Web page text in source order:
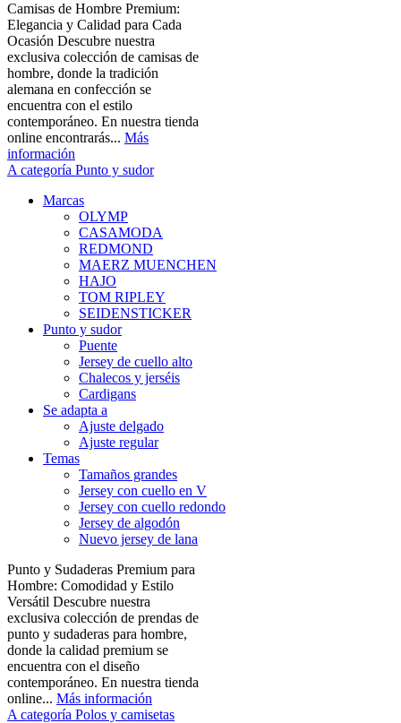
Camisas de Hombre Premium:
Elegancia y Calidad para Cada
Ocasión Descubre nuestra
exclusiva colección de camisas de
hombre, donde la tradición
alemana en confección se
encuentra con el estilo
contemporáneo. En nuestra tienda
online encontrarás... Más
información
A categoría Punto y sudor
Marcas
OLYMP
CASAMODA
REDMOND
MAERZ MUENCHEN
HAJO
TOM RIPLEY
SEIDENSTICKER
Punto y sudor
Puente
Jersey de cuello alto
Chalecos y jerséis
Cardigans
Se adapta a
Ajuste delgado
Ajuste regular
Temas
Tamaños grandes
Jersey con cuello en V
Jersey con cuello redondo
Jersey de algodón
Nuevo jersey de lana
Punto y Sudaderas Premium para
Hombre: Comodidad y Estilo
Versátil Descubre nuestra
exclusiva colección de prendas de
punto y sudaderas para hombre,
donde la calidad premium se
encuentra con el diseño
contemporáneo. En nuestra tienda
online... Más información
A categoría Polos y camisetas